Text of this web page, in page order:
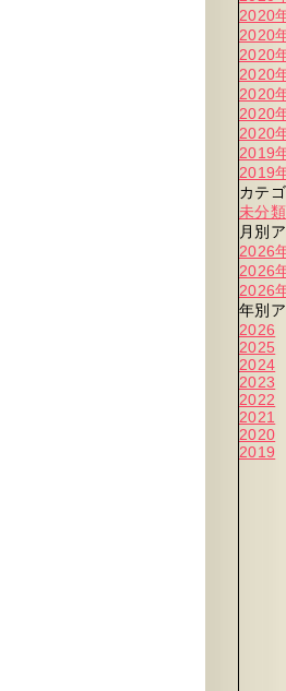
2020
2020
2020
2020
2020
2020
2020
2019
2019
カテ
未分類
月別
2026
2026
2026
年別
2026
2025
2024
2023
2022
2021
2020
2019